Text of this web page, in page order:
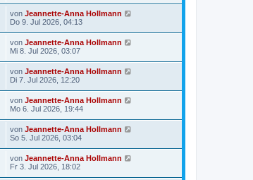
von Jeannette-Anna Hollmann
Do 9. Jul 2026, 04:13
von Jeannette-Anna Hollmann
Mi 8. Jul 2026, 03:07
von Jeannette-Anna Hollmann
Di 7. Jul 2026, 12:20
von Jeannette-Anna Hollmann
Mo 6. Jul 2026, 19:44
von Jeannette-Anna Hollmann
So 5. Jul 2026, 03:04
von Jeannette-Anna Hollmann
Fr 3. Jul 2026, 18:02